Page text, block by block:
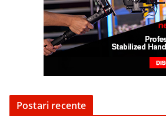
Postari recente